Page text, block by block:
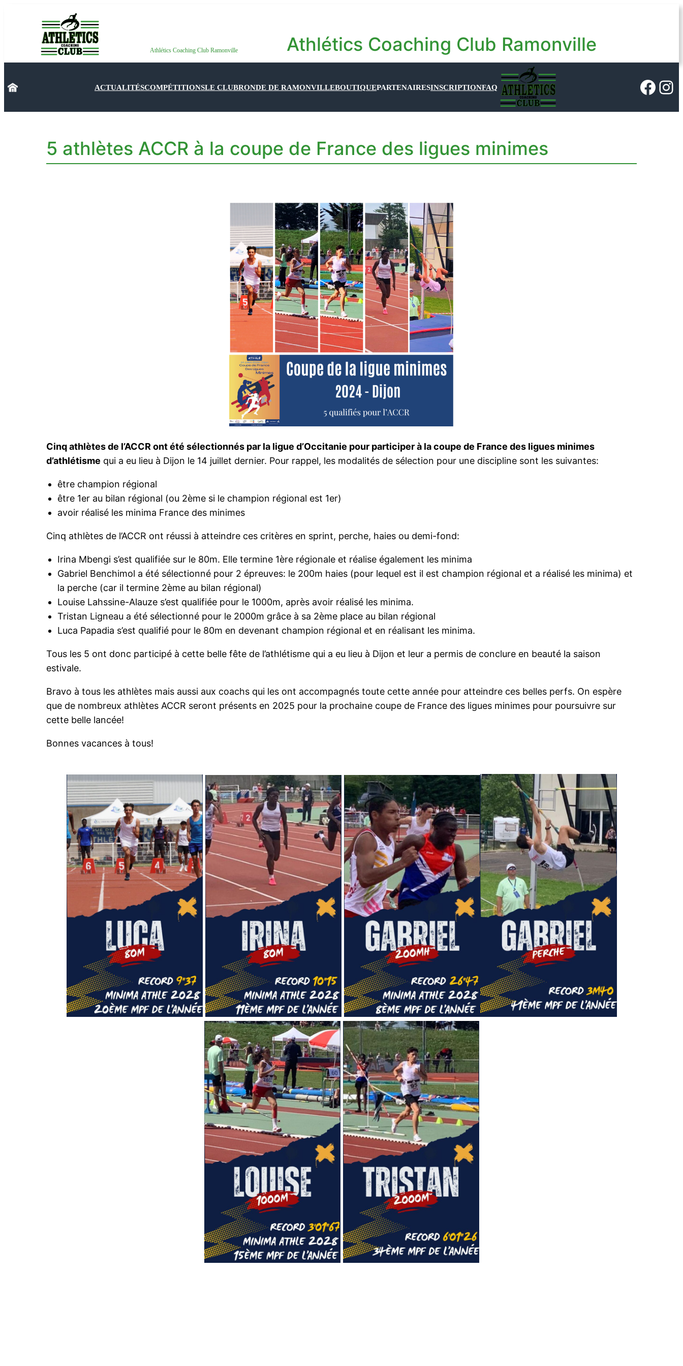
Athlétics Coaching Club Ramonville Athlétics Coaching Club Ramonville
ACTUALITÉSCOMPÉTITIONSLE CLUBRONDE DE RAMONVILLEBOUTIQUEPARTENAIRESINSCRIPTIONFAQ
5 athlètes ACCR à la coupe de France des ligues minimes
Cinq athlètes de l’ACCR ont été sélectionnés par la ligue d’Occitanie pour participer à la coupe de France des ligues minimes
d’athlétisme qui a eu lieu à Dijon le 14 juillet dernier. Pour rappel, les modalités de sélection pour une discipline sont les suivantes:
être champion régional
être 1er au bilan régional (ou 2ème si le champion régional est 1er)
avoir réalisé les minima France des minimes
Cinq athlètes de l’ACCR ont réussi à atteindre ces critères en sprint, perche, haies ou demi-fond:
Irina Mbengi s’est qualifiée sur le 80m. Elle termine 1ère régionale et réalise également les minima
Gabriel Benchimol a été sélectionné pour 2 épreuves: le 200m haies (pour lequel est il est champion régional et a réalisé les minima) et
la perche (car il termine 2ème au bilan régional)
Louise Lahssine-Alauze s’est qualifiée pour le 1000m, après avoir réalisé les minima.
Tristan Ligneau a été sélectionné pour le 2000m grâce à sa 2ème place au bilan régional
Luca Papadia s’est qualifié pour le 80m en devenant champion régional et en réalisant les minima.
Tous les 5 ont donc participé à cette belle fête de l’athlétisme qui a eu lieu à Dijon et leur a permis de conclure en beauté la saison
estivale.
Bravo à tous les athlètes mais aussi aux coachs qui les ont accompagnés toute cette année pour atteindre ces belles perfs. On espère
que de nombreux athlètes ACCR seront présents en 2025 pour la prochaine coupe de France des ligues minimes pour poursuivre sur
cette belle lancée!
Bonnes vacances à tous!